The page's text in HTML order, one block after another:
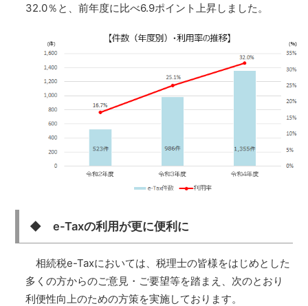
32.0％と、前年度に比べ6.9ポイント上昇しました。
◆ e-Taxの利用が更に便利に
相続税e-Taxにおいては、税理士の皆様をはじめとした
多くの方からのご意見・ご要望等を踏まえ、次のとおり
利便性向上のための方策を実施しております。